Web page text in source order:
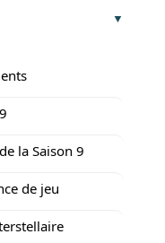
la Saison 9
de jeu